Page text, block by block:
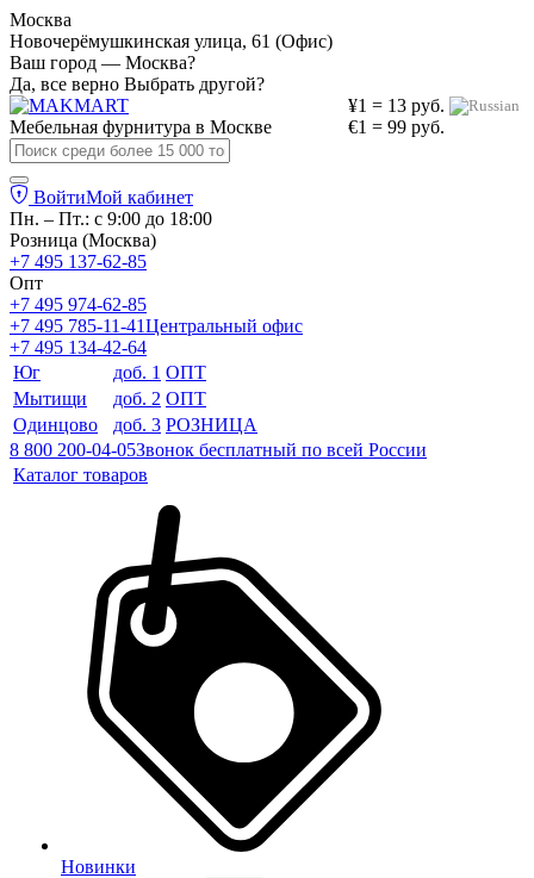
Москва
Новочерёмушкинская улица, 61 (Офис)
Ваш город — Москва?
Да, все верно Выбрать другой?
¥1 = 13 руб.
€1 = 99 руб.
Мебельная фурнитура в Москве
ВойтиМой кабинет
Пн. – Пт.: с 9:00 до 18:00
Розница (Москва)
+7 495 137-62-85
Опт
+7 495 974-62-85
+7 495 785-11-41Центральный офис
+7 495 134-42-64
Юг
доб. 1 ОПТ
Мытищи
доб. 2 ОПТ
Одинцово
доб. 3 РОЗНИЦА
8 800 200-04-05Звонок бесплатный по всей России
Каталог товаров
Новинки